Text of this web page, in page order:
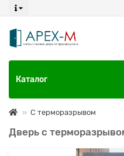
Каталог
С терморазрывом
Дверь с